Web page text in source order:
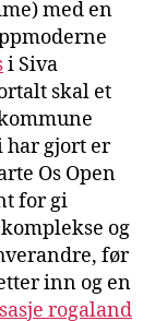
med en
i Siva
skal et
har gjort er
Os Open
for gi
og
før
inn og en
rogaland